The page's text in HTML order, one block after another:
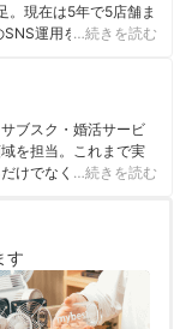
。現在は5年で5店舗ま
運用を統括。パー
ディメイク実績を有
に導く。
…続きを読む
ブスク・婚活サービ
を担当。これまで実
けでなく、医師や婚
ザーが選びやすい情
している。
…続きを読む
す